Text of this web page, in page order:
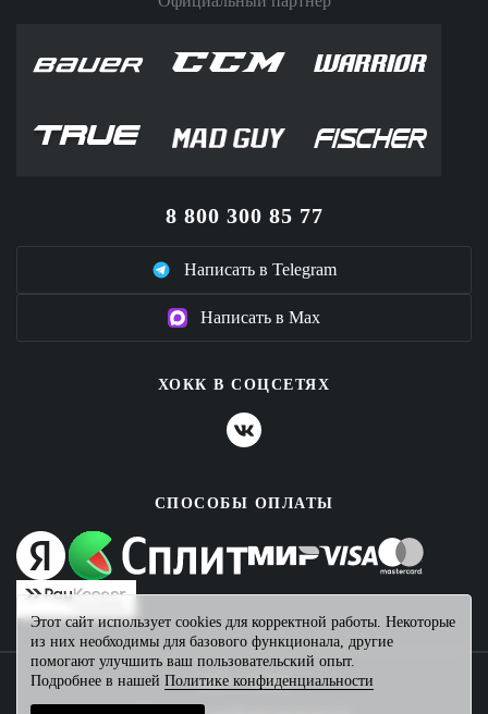
8 800 300 85 77
Написать в Telegram
Написать в Max
ХОКК В СОЦСЕТЯХ
СПОСОБЫ ОПЛАТЫ
2026 © ХОКК
Этот сайт использует cookies для корректной работы. Некоторые
из них необходимы для базового функционала, другие
помогают улучшить ваш пользовательский опыт.
Подробнее в нашей Политике конфиденциальности